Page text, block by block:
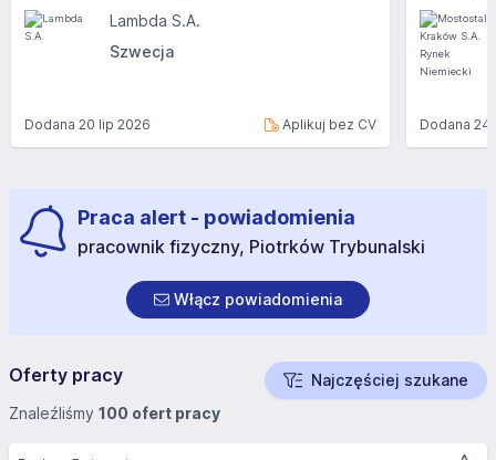
Lambda S.A.
Szwecja
Dodana 20 lip 2026 Aplikuj bez CV Dodana24
Praca alert - powiadomienia
pracownik fizyczny, Piotrków Trybunalski
Włącz powiadomienia
Oferty pracy
Najczęściej szukane
Znaleźliśmy 100 ofert pracy